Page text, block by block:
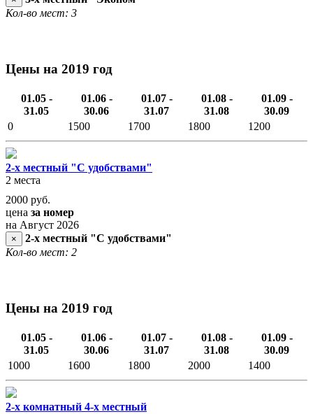
Кол-во мест: 3
Цены на 2019 год
01.05 -
31.05
01.06 -
30.06
01.07 -
31.07
01.08 -
31.08
01.09 -
30.09
0
1500 1700 1800 1200
2-х местный "С удобствами"
2 места
2000 руб.
цена за номер
на Август 2026
×
2-х местный "С удобствами"
Кол-во мест: 2
Цены на 2019 год
01.05 -
31.05
01.06 -
30.06
01.07 -
31.07
01.08 -
31.08
01.09 -
30.09
1000
1600 1800 2000 1400
2-х комнатный 4-х местный